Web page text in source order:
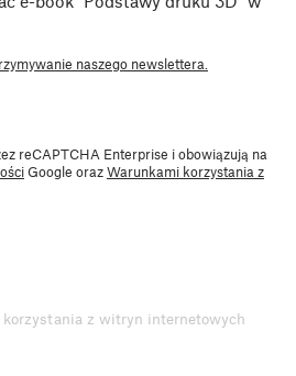
naszego newslettera.
reCAPTCHA Enterprise i obowiązują na
Google orazWarunkami korzystania z
z witryn internetowych